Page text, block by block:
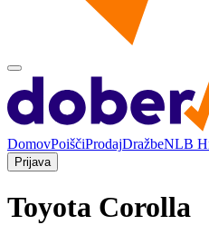
DomovPoiščiProdajDražbeNLB
Prijava
Toyota Corolla